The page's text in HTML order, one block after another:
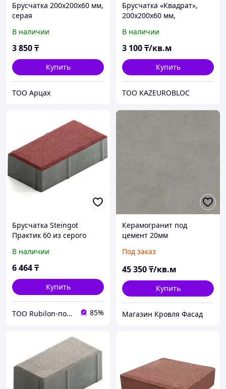
Брусчатка 200х200х60 мм,
серая
В наличии
3 850₸
Купить
ТОО Арцах
Брусчатка «Квадрат»,
200х200х60 мм,
В наличии
3 100₸/кв.м
Купить
ТОО KAZEUROBLOC
Брусчатка Steingot
Практик 60 из серого
прокрасом
прямоугольник красная
В наличии
6 464₸
Купить
ТОО Rubilon-поставщик №1 85%
Керамогранит под
цемент 20мм
брусчатки Boost 60x60
Под заказ
45 350₸/кв.м
Купить
Магазин Кровля Фасад